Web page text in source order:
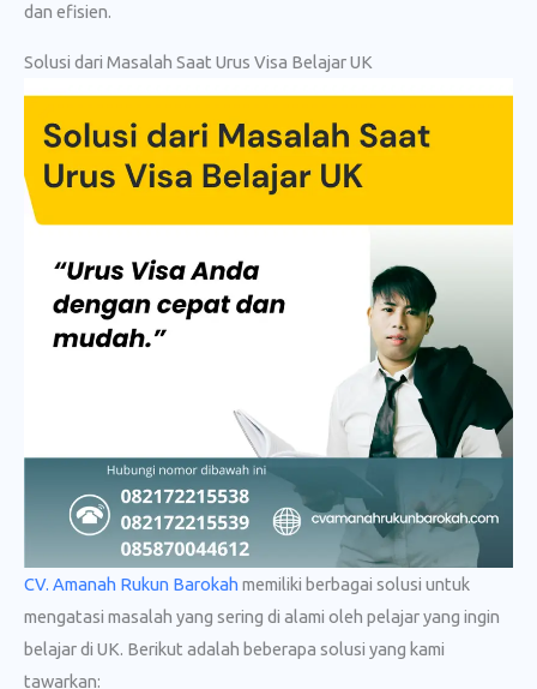
dan efisien.
Solusi dari Masalah Saat Urus Visa Belajar UK
CV. Amanah Rukun Barokah memiliki berbagai solusi untuk
mengatasi masalah yang sering di alami oleh pelajar yang ingin
belajar di UK. Berikut adalah beberapa solusi yang kami
tawarkan: